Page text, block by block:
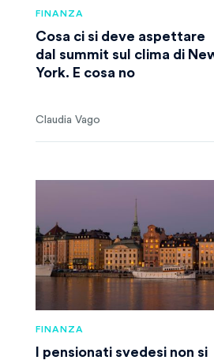
FINANZA
Cosa ci si deve aspettare
dal summit sul clima di
York. E cosa no
Claudia Vago
FINANZA
I pensionati svedesi non si